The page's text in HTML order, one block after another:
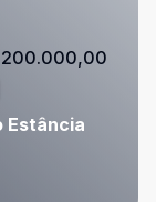
Estância